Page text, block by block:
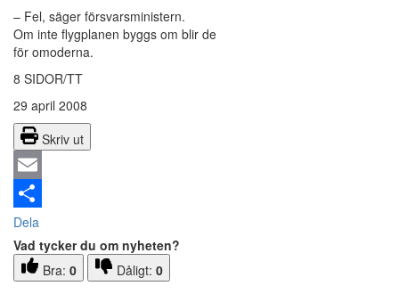
– Fel, säger försvarsministern.
Om inte flygplanen byggs om blir de
för omoderna.
8 SIDOR/TT
29 april 2008
Skriv ut
Email
Dela
Vad tycker du om nyheten?
Bra: 0 Dåligt: 0